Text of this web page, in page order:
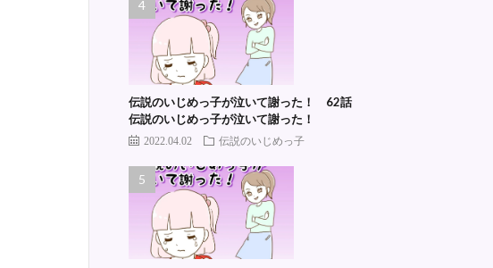
伝説のいじめっ子が泣いて謝った！ 62話
伝説のいじめっ子が泣いて謝った！
2022.04.02 伝説のいじめっ子